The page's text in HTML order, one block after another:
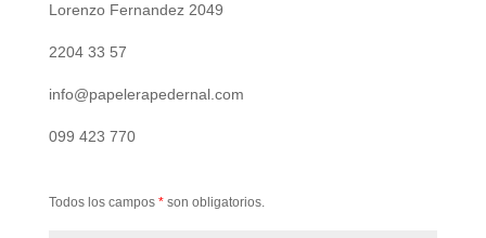
Lorenzo Fernandez 2049
2204 33 57
info@papelerapedernal.com
099 423 770
Todos los campos *son obligatorios.